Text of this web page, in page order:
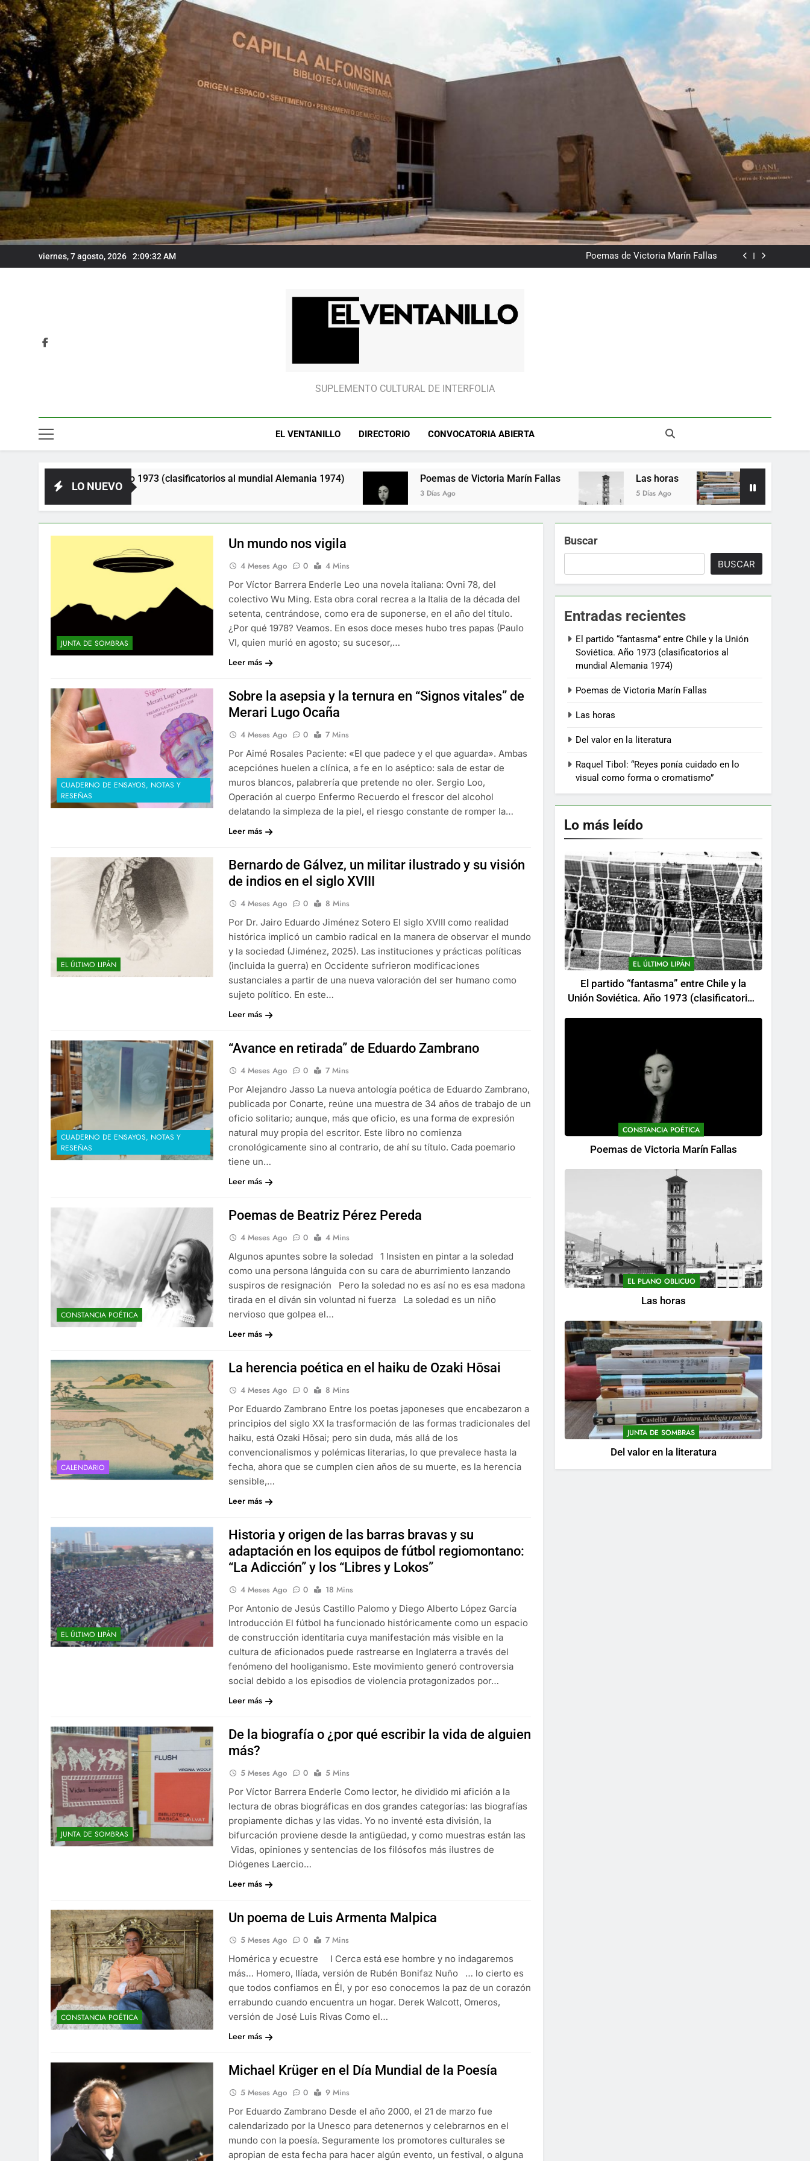
Skip
to
content
viernes, 7 agosto, 2026 2:09:33 AM
Del valor en la literatura
El partido “fantasma” entre Chile y la Unión Soviética. Año 1973
(clasificatorios al mundial Alemania 1974)
Poemas de Victoria Marín Fallas
Las horas
El Ventanillo
SUPLEMENTO CULTURAL DE INTERFOLIA
EL VENTANILLO DIRECTORIO CONVOCATORIA ABIERTA
LO NUEVO
Año 1973 (clasificatorios al mundial Alemania 1974) Poemas de Victoria Marín Fallas Las horas Del valor en la literatura
2 Semanas Ago
JUNTA DE SOMBRAS
Un mundo nos vigila
4 Meses Ago 0
4 Mins
Por Víctor Barrera Enderle Leo una novela italiana: Ovni 78, del
colectivo Wu Ming. Esta obra coral recrea a la Italia de la década del
setenta, centrándose, como era de suponerse, en el año del título.
¿Por qué 1978? Veamos. En esos doce meses hubo tres papas (Paulo
VI, quien murió en agosto; su sucesor,…
Leer más
CUADERNO DE ENSAYOS, NOTAS Y
RESEÑAS
Sobre la asepsia y la ternura en “Signos vitales” de
Merari Lugo Ocaña
4 Meses Ago 0
7 Mins
Por Aimé Rosales Paciente: «El que padece y el que aguarda». Ambas
acepciónes huelen a clínica, a fe en lo aséptico: sala de estar de
muros blancos, palabrería que pretende no oler. Sergio Loo,
Operación al cuerpo Enfermo Recuerdo el frescor del alcohol
delatando la simpleza de la piel, el riesgo constante de romper la…
Leer más
EL ÚLTIMO LIPÁN
Bernardo de Gálvez, un militar ilustrado y su visión
de indios en el siglo XVIII
4 Meses Ago 0
8 Mins
Por Dr. Jairo Eduardo Jiménez Sotero El siglo XVIII como realidad
histórica implicó un cambio radical en la manera de observar el mundo
y la sociedad (Jiménez, 2025). Las instituciones y prácticas políticas
(incluida la guerra) en Occidente sufrieron modificaciones
sustanciales a partir de una nueva valoración del ser humano como
sujeto político. En este…
Leer más
CUADERNO DE ENSAYOS, NOTAS Y
RESEÑAS
“Avance en retirada” de Eduardo Zambrano
4 Meses Ago 0
7 Mins
Por Alejandro Jasso La nueva antología poética de Eduardo Zambrano,
publicada por Conarte, reúne una muestra de 34 años de trabajo de un
oficio solitario; aunque, más que oficio, es una forma de expresión
natural muy propia del escritor. Este libro no comienza
cronológicamente sino al contrario, de ahí su título. Cada poemario
tiene un…
Leer más
CONSTANCIA POÉTICA
Poemas de Beatriz Pérez Pereda
4 Meses Ago 0
4 Mins
Algunos apuntes sobre la soledad 1 Insisten en pintar a la soledad
como una persona lánguida con su cara de aburrimiento lanzando
suspiros de resignación Pero la soledad no es así no es esa madona
tirada en el diván sin voluntad ni fuerza La soledad es un niño
nervioso que golpea el…
Leer más
CALENDARIO
La herencia poética en el haiku de Ozaki Hōsai
4 Meses Ago 0
8 Mins
Por Eduardo Zambrano Entre los poetas japoneses que encabezaron a
principios del siglo XX la trasformación de las formas tradicionales del
haiku, está Ozaki Hōsai; pero sin duda, más allá de los
convencionalismos y polémicas literarias, lo que prevalece hasta la
fecha, ahora que se cumplen cien años de su muerte, es la herencia
sensible,…
Leer más
EL ÚLTIMO LIPÁN
Historia y origen de las barras bravas y su
adaptación en los equipos de fútbol regiomontano:
“La Adicción” y los “Libres y Lokos”
4 Meses Ago 0
18 Mins
Por Antonio de Jesús Castillo Palomo y Diego Alberto López García
Introducción El fútbol ha funcionado históricamente como un espacio
de construcción identitaria cuya manifestación más visible en la
cultura de aficionados puede rastrearse en Inglaterra a través del
fenómeno del hooliganismo. Este movimiento generó controversia
social debido a los episodios de violencia protagonizados por…
Leer más
JUNTA DE SOMBRAS
De la biografía o ¿por qué escribir la vida de alguien
más?
5 Meses Ago 0
5 Mins
Por Víctor Barrera Enderle Como lector, he dividido mi afición a la
lectura de obras biográficas en dos grandes categorías: las biografías
propiamente dichas y las vidas. Yo no inventé esta división, la
bifurcación proviene desde la antigüedad, y como muestras están las
Vidas, opiniones y sentencias de los filósofos más ilustres de
Diógenes Laercio…
Leer más
CONSTANCIA POÉTICA
Un poema de Luis Armenta Malpica
5 Meses Ago 0
7 Mins
Homérica y ecuestre I Cerca está ese hombre y no indagaremos
más… Homero, Ilíada, versión de Rubén Bonifaz Nuño … lo cierto es
que todos confiamos en Él, y por eso conocemos la paz de un corazón
errabundo cuando encuentra un hogar. Derek Walcott, Omeros,
versión de José Luis Rivas Como el…
Leer más
Michael Krüger en el Día Mundial de la Poesía
5 Meses Ago 0
9 Mins
Por Eduardo Zambrano Desde el año 2000, el 21 de marzo fue
calendarizado por la Unesco para detenernos y celebrarnos en el
mundo con la poesía. Seguramente los promotores culturales se
apropian de esta fecha para hacer algún evento, un festival, o alguna
Buscar
BUSCAR
Entradas recientes
El partido “fantasma” entre Chile y la Unión
Soviética. Año 1973 (clasificatorios al
mundial Alemania 1974)
Poemas de Victoria Marín Fallas
Las horas
Del valor en la literatura
Raquel Tibol: “Reyes ponía cuidado en lo
visual como forma o cromatismo”
Lo más leído
EL ÚLTIMO LIPÁN
El partido “fantasma” entre Chile y la
Unión Soviética. Año 1973 (clasificatorios
CONSTANCIA POÉTICA
Poemas de Victoria Marín Fallas
EL PLANO OBLICUO
Las horas
JUNTA DE SOMBRAS
Del valor en la literatura